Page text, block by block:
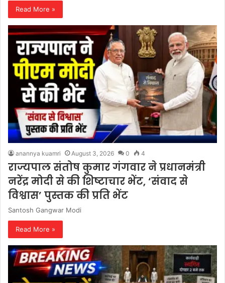
Read More »
anannya kuamri August 3, 2026 0 4
राज्यपाल संतोष कुमार गंगवार ने प्रधानमंत्री
नरेंद्र मोदी से की शिष्टाचार भेंट, ‘संवाद से
विश्वास’ पुस्तक की प्रति भेंट
Santosh Gangwar Modi
Read More »